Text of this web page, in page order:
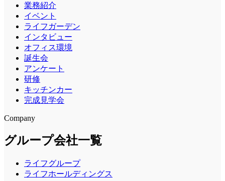
業務紹介
イベント
ライフガーデン
インタビュー
オフィス環境
誕生会
アンケート
研修
キッチンカー
完成見学会
Company
グループ会社一覧
ライフグループ
ライフホールディングス